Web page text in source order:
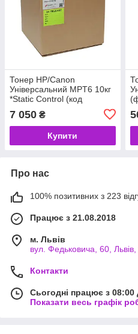
Тонер HP/Canon
Універсальний MPT6 10кг
*Static Control (код
7 050 ₴
Купити
Про нас
100% позитивних з 223
Працює з 21.08.2018
м. Львів
вул. Федьковича, 60, Львів,
Контакти
Сьогодні працює з 08:00
Показати весь графік